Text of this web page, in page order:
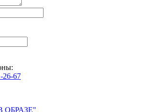
26-67
ОБРАЗЕ"